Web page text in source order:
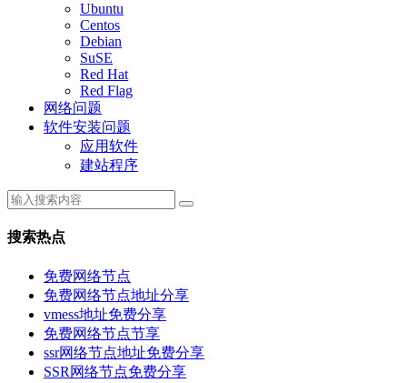
Ubuntu
Centos
Debian
SuSE
Red Hat
Red Flag
网络问题
软件安装问题
应用软件
建站程序
搜索热点
免费网络节点
免费网络节点地址分享
vmess地址免费分享
免费网络节点节享
ssr网络节点地址免费分享
SSR网络节点免费分享